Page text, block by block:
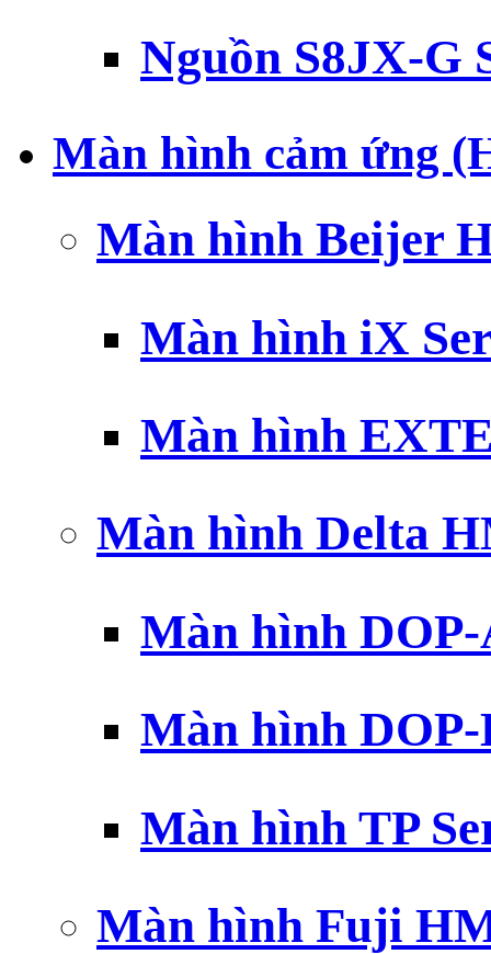
Nguồn S8JX-G
Màn hình cảm ứng
Màn hình Beijer
Màn hình iX
Màn hình
Màn hình Delta
Màn hình DOP-
Màn hình DOP-
Màn hình TP
Màn hình Fuji